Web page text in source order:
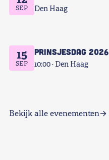
SEP Den Haag
15
SEP
Prinsjesdag 2026
10:00 Den Haag
Bekijk alle evenementen